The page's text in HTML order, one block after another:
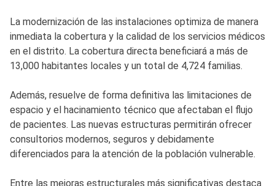
La modernización de las instalaciones optimiza de manera
inmediata la cobertura y la calidad de los servicios médicos
en el distrito. La cobertura directa beneficiará a más de
13,000 habitantes locales y un total de 4,724 familias.
Además, resuelve de forma definitiva las limitaciones de
espacio y el hacinamiento técnico que afectaban el flujo
de pacientes. Las nuevas estructuras permitirán ofrecer
consultorios modernos, seguros y debidamente
diferenciados para la atención de la población vulnerable.
Entre las mejoras estructurales más significativas destaca